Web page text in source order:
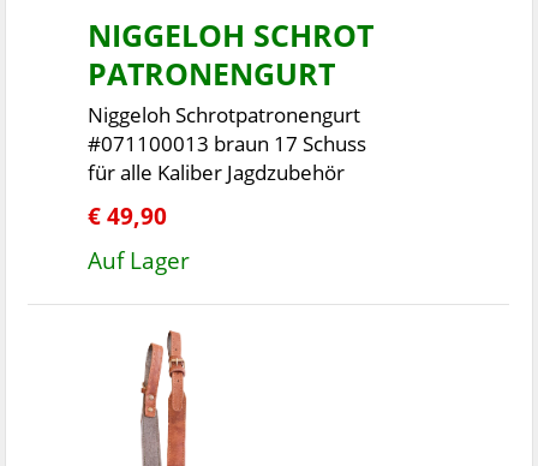
NIGGELOH SCHROT
PATRONENGURT
Niggeloh Schrotpatronengurt
#071100013 braun 17 Schuss
für alle Kaliber Jagdzubehör
€ 49,90
Auf Lager